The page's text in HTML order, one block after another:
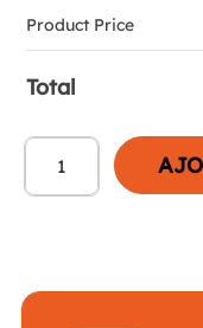
Product Price
Total
quantité
de
Permis